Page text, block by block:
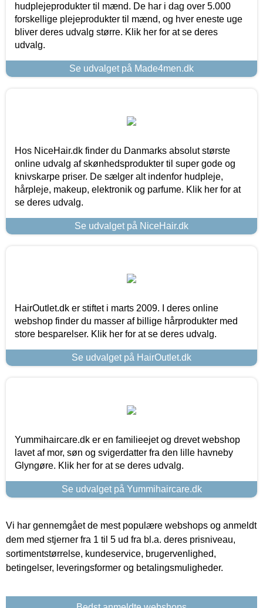
hudplejeprodukter til mænd. De har i dag over 5.000
forskellige plejeprodukter til mænd, og hver eneste uge
bliver deres udvalg større. Klik her for at se deres
udvalg.
Se udvalget på Made4men.dk
Hos NiceHair.dk finder du Danmarks absolut største
online udvalg af skønhedsprodukter til super gode og
knivskarpe priser. De sælger alt indenfor hudpleje,
hårpleje, makeup, elektronik og parfume. Klik her for at
se deres udvalg.
Se udvalget på NiceHair.dk
HairOutlet.dk er stiftet i marts 2009. I deres online
webshop finder du masser af billige hårprodukter med
store besparelser. Klik her for at se deres udvalg.
Se udvalget på HairOutlet.dk
Yummihaircare.dk er en familieejet og drevet webshop
lavet af mor, søn og svigerdatter fra den lille havneby
Glyngøre. Klik her for at se deres udvalg.
Se udvalget på Yummihaircare.dk
Vi har gennemgået de mest populære webshops og anmeldt
dem med stjerner fra 1 til 5 ud fra bl.a. deres prisniveau,
sortimentstørrelse, kundeservice, brugervenlighed,
betingelser, leveringsformer og betalingsmuligheder.